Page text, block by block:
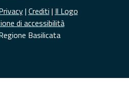
| Crediti | Il Logo
di accessibilità
Basilicata